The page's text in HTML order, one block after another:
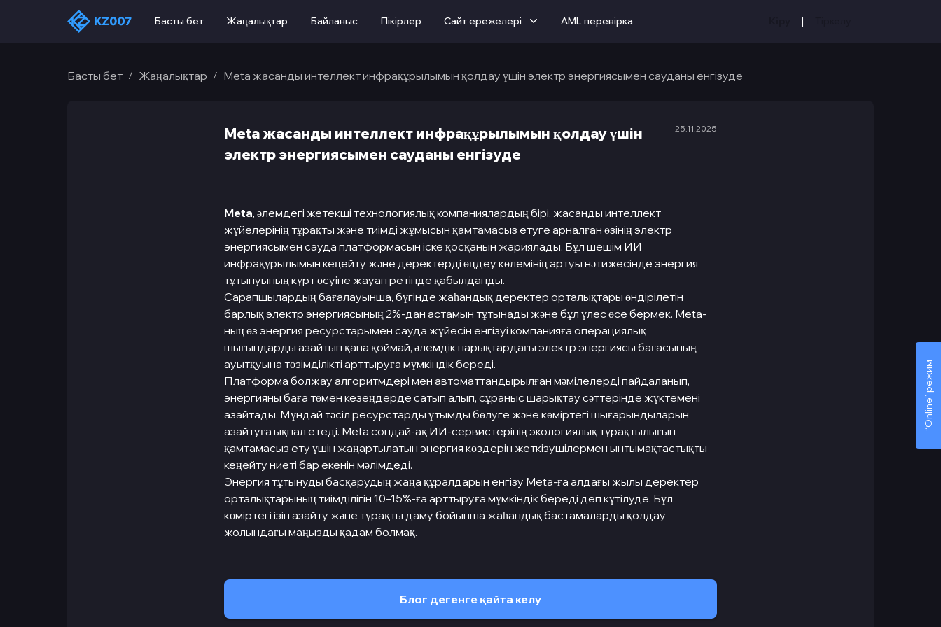
Басты бет Жаңалықтар Байланыс Пікірлер Сайт ережелері AML перевірка |
Басты бет / Жаңалықтар / Meta жасанды интеллект инфрақұрылымын қолдау үшін электр энергиясымен сауданы енгізуде
Meta жасанды интеллект инфрақұрылымын қолдау үшін
электр энергиясымен сауданы енгізуде
25.11.2025
Meta, әлемдегі жетекші технологиялық компаниялардың бірі, жасанды интеллект
жүйелерінің тұрақты және тиімді жұмысын қамтамасыз етуге арналған өзінің электр
энергиясымен сауда платформасын іске қосқанын жариялады. Бұл шешім ИИ
инфрақұрылымын кеңейту және деректерді өңдеу көлемінің артуы нәтижесінде энергия
тұтынуының күрт өсуіне жауап ретінде қабылданды.
Сарапшылардың бағалауынша, бүгінде жаһандық деректер орталықтары өндірілетін
барлық электр энергиясының 2%-дан астамын тұтынады және бұл үлес өсе бермек. Meta-
ның өз энергия ресурстарымен сауда жүйесін енгізуі компанияға операциялық
шығындарды азайтып қана қоймай, әлемдік нарықтардағы электр энергиясы бағасының
ауытқуына төзімділікті арттыруға мүмкіндік береді.
Платформа болжау алгоритмдері мен автоматтандырылған мәмілелерді пайдаланып,
энергияны баға төмен кезеңдерде сатып алып, сұраныс шарықтау сәттерінде жүктемені
азайтады. Мұндай тәсіл ресурстарды ұтымды бөлуге және көміртегі шығарындыларын
азайтуға ықпал етеді. Meta сондай-ақ ИИ-сервистерінің экологиялық тұрақтылығын
қамтамасыз ету үшін жаңартылатын энергия көздерін жеткізушілермен ынтымақтастықты
кеңейту ниеті бар екенін мәлімдеді.
Энергия тұтынуды басқарудың жаңа құралдарын енгізу Meta-ға алдағы жылы деректер
орталықтарының тиімділігін 10–15%-ға арттыруға мүмкіндік береді деп күтілуде. Бұл
көміртегі ізін азайту және тұрақты даму бойынша жаһандық бастамаларды қолдау
жолындағы маңызды қадам болмақ.
Блог дегенге қайта келу
“Online” режим